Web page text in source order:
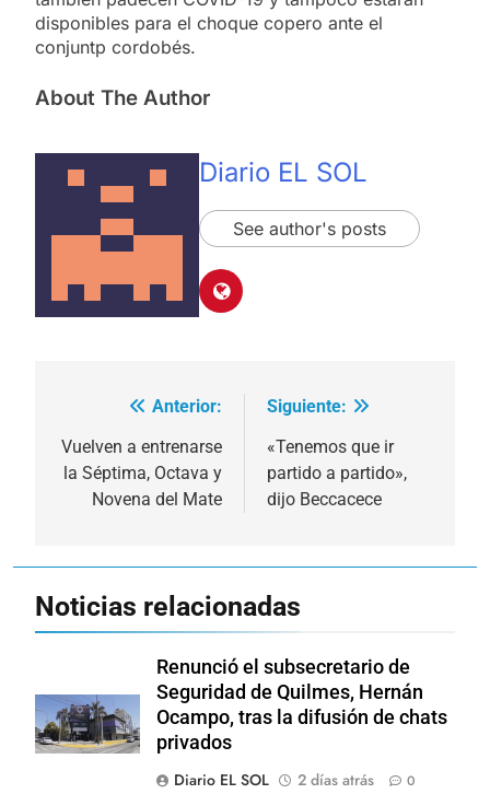
disponibles para el choque copero ante el
conjuntp cordobés.
About The Author
Diario EL SOL
See author's posts
Navegación
de
entradas
Anterior:
Vuelven a entrenarse
la Séptima, Octava y
Novena del Mate
Siguiente:
«Tenemos que ir
partido a partido»,
dijo Beccacece
Noticias relacionadas
Renunció el subsecretario de
Seguridad de Quilmes, Hernán
Ocampo, tras la difusión de chats
privados
Diario EL SOL
2 días atrás 0